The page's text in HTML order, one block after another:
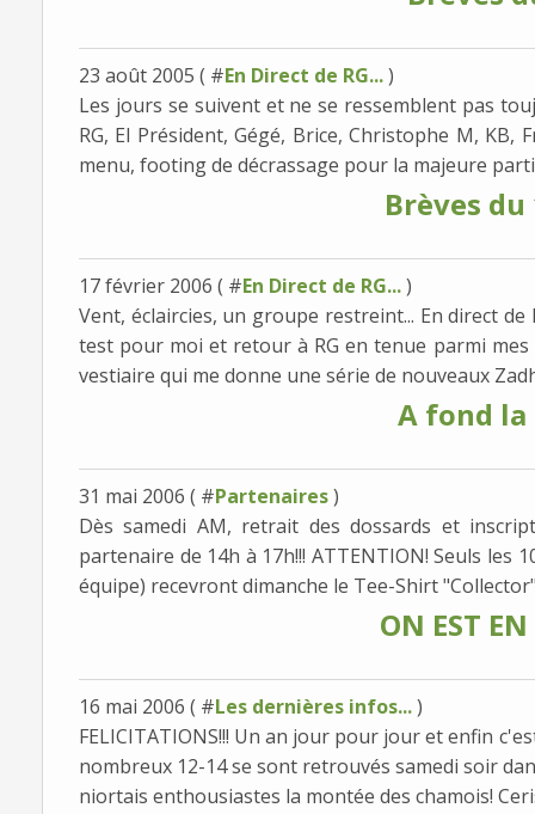
23 août 2005 ( #En Direct de RG...)
Les jours se suivent et ne se ressemblent pas
RG, El Président, Gégé, Brice, Christophe M,
menu, footing de décrassage pour la majeure
Brèves
17 février 2006 ( #En Direct de RG...)
Vent, éclaircies, un groupe restreint... En direct
test pour moi et retour à RG en tenue parmi
vestiaire qui me donne une série de nouveaux
A fond la
31 mai 2006 ( #Partenaires)
Dès samedi AM, retrait des dossards et
partenaire de 14h à 17h!!! ATTENTION! Seuls
équipe) recevront dimanche le Tee-Shirt "Collector"
ON EST
16 mai 2006 ( #Les dernières infos...)
FELICITATIONS!!! Un an jour pour jour et enfin
nombreux 12-14 se sont retrouvés samedi soir
niortais enthousiastes la montée des chamois!